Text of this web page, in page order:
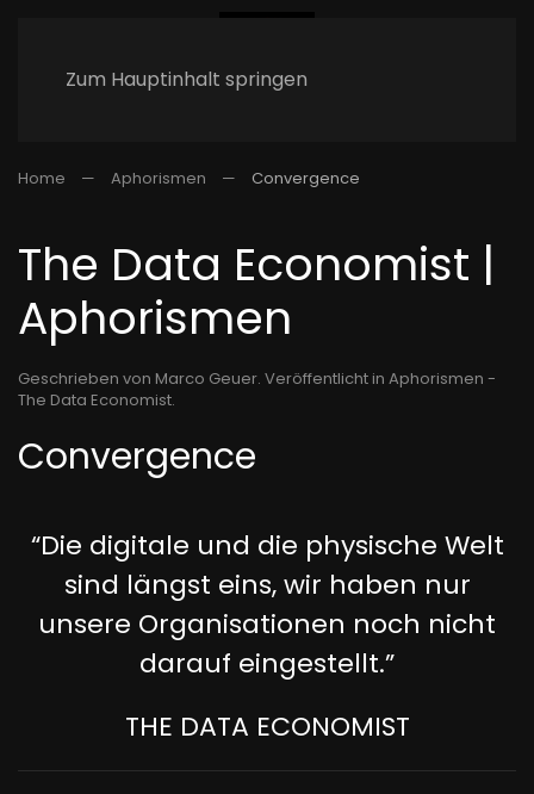
Zum Hauptinhalt springen
Home Aphorismen Convergence
The Data Economist |
Aphorismen
Geschrieben von Marco Geuer. Veröffentlicht in Aphorismen -
The Data Economist.
Convergence
“Die digitale und die physische Welt
sind längst eins, wir haben nur
unsere Organisationen noch nicht
darauf eingestellt.”
THE DATA ECONOMIST